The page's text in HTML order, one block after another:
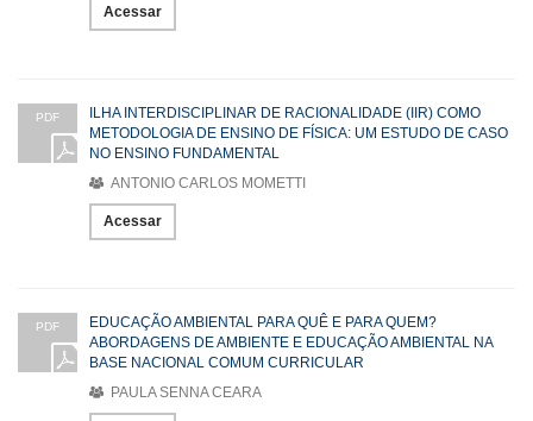
Acessar
PDF
ILHA INTERDISCIPLINAR DE RACIONALIDADE (IIR) COMO
METODOLOGIA DE ENSINO DE FÍSICA: UM ESTUDO DE CASO
NO ENSINO FUNDAMENTAL
ANTONIO CARLOS MOMETTI
Acessar
PDF
EDUCAÇÃO AMBIENTAL PARA QUÊ E PARA QUEM?
ABORDAGENS DE AMBIENTE E EDUCAÇÃO AMBIENTAL NA
BASE NACIONAL COMUM CURRICULAR
PAULA SENNA CEARA